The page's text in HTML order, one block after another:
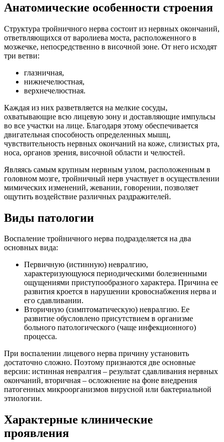
Анатомические особенности строения
Структура тройничного нерва состоит из нервных окончаний,
ответвляющихся от варолиева моста, расположенного в
мозжечке, непосредственно в височной зоне. От него исходят
три ветви:
глазничная,
нижнечелюстная,
верхнечелюстная.
Каждая из них разветвляется на мелкие сосуды,
охватывающие всю лицевую зону и доставляющие импульсы
во все участки на лице. Благодаря этому обеспечивается
двигательная способность определенных мышц,
чувствительность нервных окончаний на коже, слизистых рта,
носа, органов зрения, височной области и челюстей.
Являясь самым крупным нервным узлом, расположенным в
головном мозге, тройничный нерв участвует в осуществлении
мимических изменений, жевании, говорении, позволяет
ощутить воздействие различных раздражителей.
Виды патологии
Воспаление тройничного нерва подразделяется на два
основных вида:
Первичную (истинную) невралгию,
характеризующуюся периодическими болезненными
ощущениями приступообразного характера. Причина ее
развития кроется в нарушении кровоснабжения нерва и
его сдавливании.
Вторичную (симптоматическую) невралгию. Ее
развитие обусловлено присутствием в организме
больного патологического (чаще инфекционного)
процесса.
При воспалении лицевого нерва причину установить
достаточно сложно. Поэтому признаются две основные
версии: истинная невралгия – результат сдавливания нервных
окончаний, вторичная – осложнение на фоне внедрения
патогенных микроорганизмов вирусной или бактериальной
этиологии.
Характерные клинические
проявления